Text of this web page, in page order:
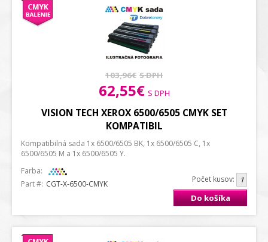
103,96€ S DPH
62,55€ S DPH
Počet kusov:
Do košíka
VISION TECH XEROX 6500/6505 CMYK SET
KOMPATIBIL
Kompatibilná sada 1x 6500/6505 BK, 1x 6500/6505 C, 1x
6500/6505 M a 1x 6500/6505 Y.
Farba:
Part #: CGT-X-6500-CMYK